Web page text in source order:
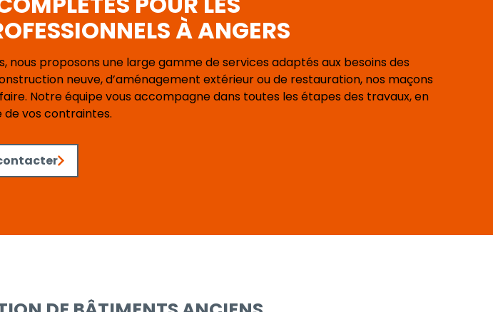
À ANGERS
proposons une large gamme de services adaptés aux besoins des
neuve, d’aménagement extérieur ou de restauration, nos maçons
Notre équipe vous accompagne dans toutes les étapes des travaux, en
vos contraintes.